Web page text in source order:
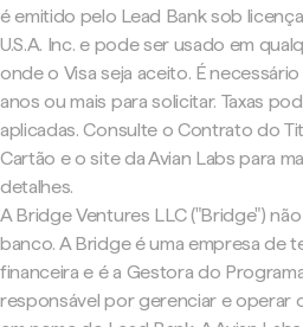
é emitido pelo Lead Bank sob
U.S.A. Inc. e pode ser usado em
onde o Visa seja aceito. É necessário
anos ou mais para solicitar. Taxas
aplicadas. Consulte o Contrato do
Cartão e o site da Avian Labs para
detalhes.
A Bridge Ventures LLC ("Bridge")
banco. A Bridge é uma empresa de
financeira e é a Gestora do
responsável por gerenciar e operar